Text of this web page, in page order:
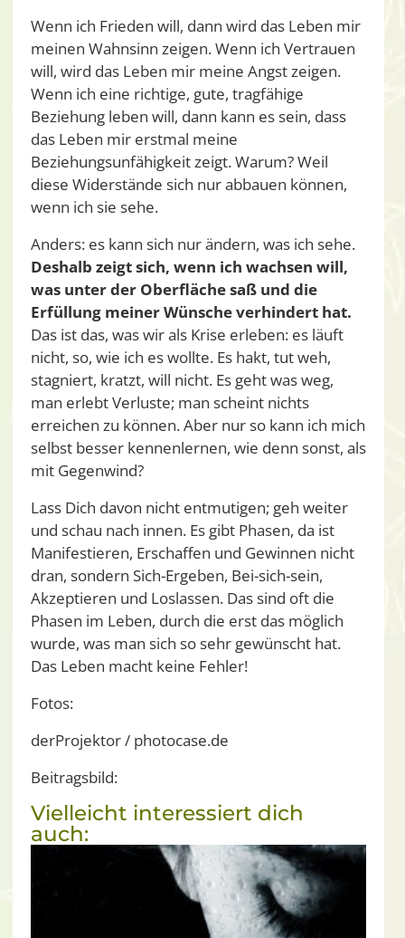
Wenn ich Frieden will, dann wird das Leben mir
meinen Wahnsinn zeigen. Wenn ich Vertrauen
will, wird das Leben mir meine Angst zeigen.
Wenn ich eine richtige, gute, tragfähige
Beziehung leben will, dann kann es sein, dass
das Leben mir erstmal meine
Beziehungsunfähigkeit zeigt. Warum? Weil
diese Widerstände sich nur abbauen können,
wenn ich sie sehe.
Anders: es kann sich nur ändern, was ich sehe.
Deshalb zeigt sich, wenn ich wachsen will,
was unter der Oberfläche saß und die
Erfüllung meiner Wünsche verhindert hat.
Das ist das, was wir als Krise erleben: es läuft
nicht, so, wie ich es wollte. Es hakt, tut weh,
stagniert, kratzt, will nicht. Es geht was weg,
man erlebt Verluste; man scheint nichts
erreichen zu können. Aber nur so kann ich mich
selbst besser kennenlernen, wie denn sonst, als
mit Gegenwind?
Lass Dich davon nicht entmutigen; geh weiter
und schau nach innen. Es gibt Phasen, da ist
Manifestieren, Erschaffen und Gewinnen nicht
dran, sondern Sich-Ergeben, Bei-sich-sein,
Akzeptieren und Loslassen. Das sind oft die
Phasen im Leben, durch die erst das möglich
wurde, was man sich so sehr gewünscht hat.
Das Leben macht keine Fehler!
Fotos:
derProjektor / photocase.de
Beitragsbild:
Vielleicht interessiert dich
auch: